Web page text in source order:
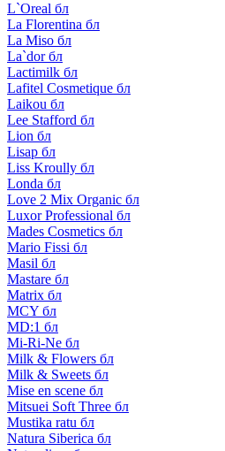
L`Oreal бл
La Florentina бл
La Miso бл
La`dor бл
Lactimilk бл
Lafitel Cosmetique бл
Laikou бл
Lee Stafford бл
Lion бл
Lisap бл
Liss Kroully бл
Londa бл
Love 2 Mix Organic бл
Luxor Professional бл
Mades Cosmetics бл
Mario Fissi бл
Masil бл
Mastare бл
Matrix бл
MCY бл
MD:1 бл
Mi-Ri-Ne бл
Milk & Flowers бл
Milk & Sweets бл
Mise en scene бл
Mitsuei Soft Three бл
Mustika ratu бл
Natura Siberica бл